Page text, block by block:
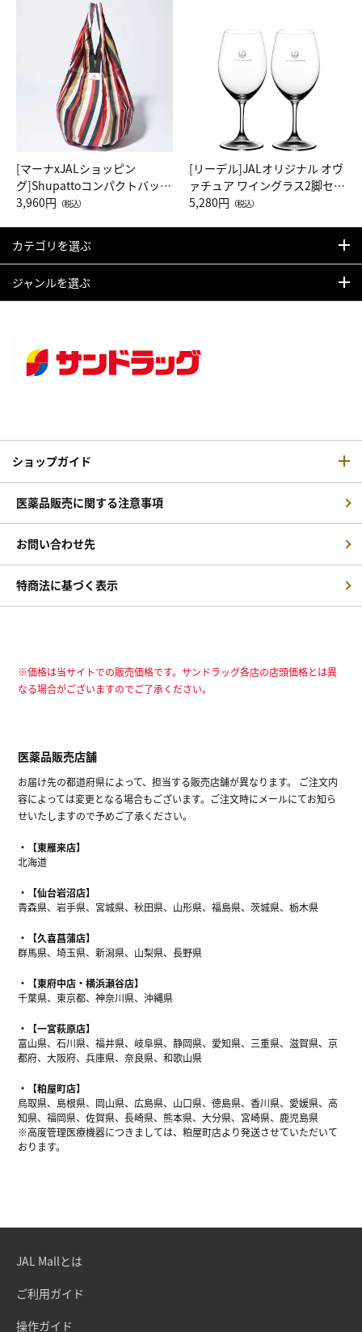
[マーナxJALショッピン
グ]Shupattoコンパクトバッグ
Drop JAL客室乗務員（LC）ス
3,960円 （税込）
[リーデル]JALオリジナル オヴ
ァチュア ワイングラス2脚セッ
ト（レッドワイン）
5,280円 （税込）
カテゴリを選ぶ
ジャンルを選ぶ
ショップガイド
医薬品販売に関する注意事項
お問い合わせ先
特商法に基づく表示
※価格は当サイトでの販売価格です。サンドラッグ各店の店頭価格とは異
なる場合がございますのでご了承ください。
医薬品販売店舗
お届け先の都道府県によって、担当する販売店舗が異なります。 ご注文内
容によっては変更となる場合もございます。ご注文時にメールにてお知ら
せいたしますので予めご了承ください。
【東雁来店】
北海道
【仙台岩沼店】
青森県、岩手県、宮城県、秋田県、山形県、福島県、茨城県、栃木県
【久喜菖蒲店】
群馬県、埼玉県、新潟県、山梨県、長野県
【東府中店・横浜瀬谷店】
千葉県、東京都、神奈川県、沖縄県
【一宮萩原店】
富山県、石川県、福井県、岐阜県、静岡県、愛知県、三重県、滋賀県、京
都府、大阪府、兵庫県、奈良県、和歌山県
【粕屋町店】
鳥取県、島根県、岡山県、広島県、山口県、徳島県、香川県、愛媛県、高
知県、福岡県、佐賀県、長崎県、熊本県、大分県、宮崎県、鹿児島県
※高度管理医療機器につきましては、粕屋町店より発送させていただいて
おります。
JAL Mallとは
ご利用ガイド
操作ガイド